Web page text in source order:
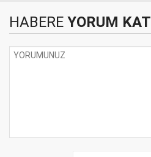
HABERE YORUM KAT